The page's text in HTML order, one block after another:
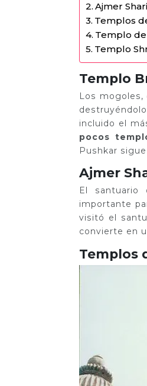
Ajmer
Templos
Templo
Templo
Templo
Los mogoles,
incluido el
pocos
Pushkar
Ajmer
El santuario
importante
visitó el
convierte en
Templos